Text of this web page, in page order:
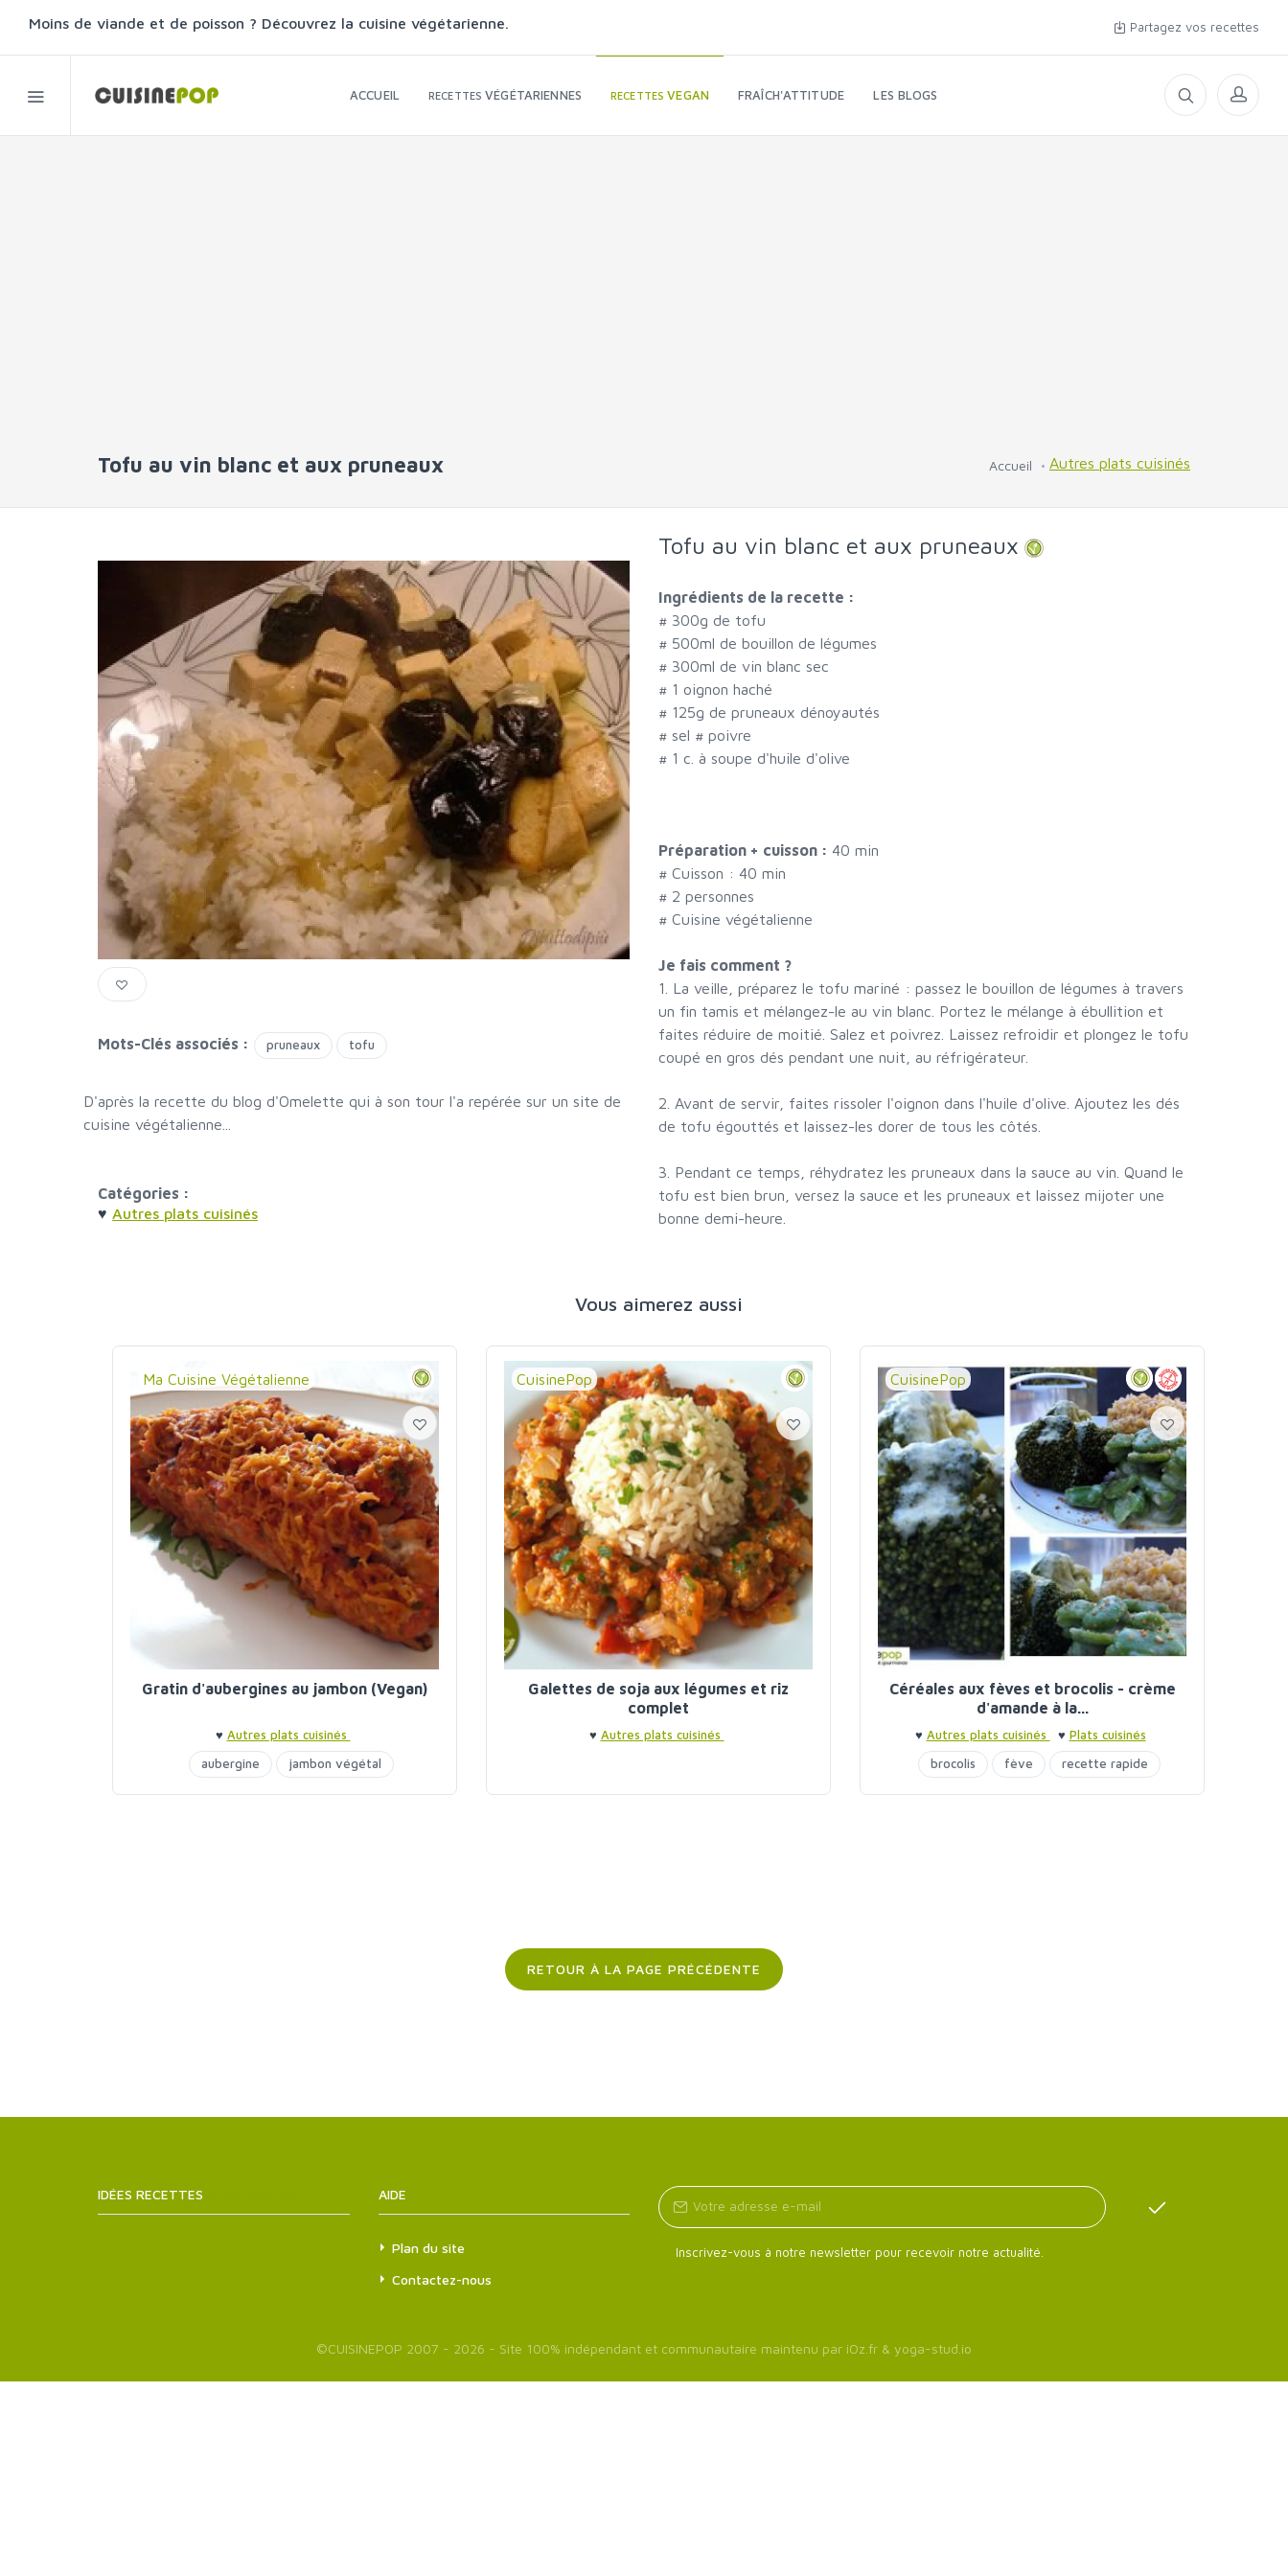
Moins de viande et de poisson ? Découvrez la cuisine végétarienne. Partagez vos recettes
ACCUEIL RECETTESVÉGÉTARIENNES RECETTESVEGAN FRAÎCH'ATTITUDE LES BLOGS
Tofu au vin blanc et aux pruneaux Accueil Autres plats cuisinés
Mots-Clés associés : pruneaux tofu
D'après la recette du blog d'Omelette qui à son tour l'a repérée sur un site de
cuisine végétalienne...
Catégories :
♥ Autres plats cuisinés
Tofu au vin blanc et aux pruneaux
Ingrédients de la recette :
# 300g de tofu
# 500ml de bouillon de légumes
# 300ml de vin blanc sec
# 1 oignon haché
# 125g de pruneaux dénoyautés
# sel # poivre
# 1 c. à soupe d'huile d'olive
Préparation + cuisson : 40 min
# Cuisson : 40 min
# 2 personnes
# Cuisine végétalienne
Je fais comment ?
1. La veille, préparez le tofu mariné : passez le bouillon de légumes à travers
un fin tamis et mélangez-le au vin blanc. Portez le mélange à ébullition et
faites réduire de moitié. Salez et poivrez. Laissez refroidir et plongez le tofu
coupé en gros dés pendant une nuit, au réfrigérateur.
2. Avant de servir, faites rissoler l'oignon dans l'huile d'olive. Ajoutez les dés
de tofu égouttés et laissez-les dorer de tous les côtés.
3. Pendant ce temps, réhydratez les pruneaux dans la sauce au vin. Quand le
tofu est bien brun, versez la sauce et les pruneaux et laissez mijoter une
bonne demi-heure.
Vous aimerez aussi
Ma Cuisine Végétalienne
Gratin d'aubergines au jambon (Vegan)
♥ Autres plats cuisinés
aubergine
jambon végétal
CuisinePop
Galettes de soja aux légumes et riz
complet
♥ Autres plats cuisinés
CuisinePop
Céréales aux fèves et brocolis - crème
d'amande à la...
♥ Autres plats cuisinés ♥ Plats cuisinés
brocolis
fève recette rapide
RETOUR À LA PAGE PRÉCÉDENTE
IDÉES RECETTES AIDE
Plan du site
Contactez-nous
Inscrivez-vous à notre newsletter pour recevoir notre actualité.
©CUISINEPOP 2007 - 2026 - Site 100% indépendant et communautaire maintenu par iOz.fr & yoga-stud.io